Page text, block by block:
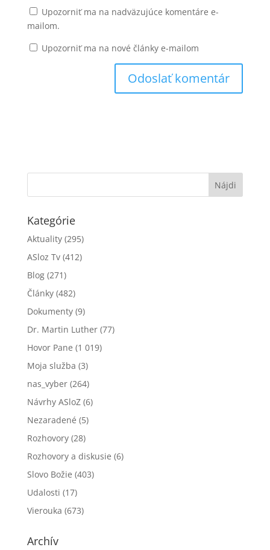
Upozorniť ma na nadväzujúce komentáre e-
mailom.
Upozorniť ma na nové články e-mailom
Kategórie
Aktuality(295)
ASloz Tv(412)
Blog(271)
Články(482)
Dokumenty(9)
Dr. Martin Luther(77)
Hovor Pane (1 019)
Moja služba (3)
nas_vyber(264)
Návrhy ASloZ(6)
Nezaradené (5)
Rozhovory(28)
Rozhovory a diskusie (6)
Slovo Božie (403)
Udalosti (17)
Vierouka (673)
Archív